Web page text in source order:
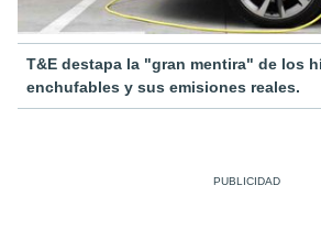
T&E destapa la "gran mentira" de los
enchufables y sus emisiones reales.